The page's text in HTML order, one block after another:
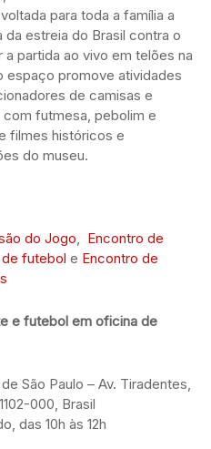
para toda a família a
da estreia do Brasil contra o
partida ao vivo em telões na
espaço promove atividades
de camisas e
com futmesa, pebolim e
filmes históricos e
do museu.
do Jogo, Encontro de
futebol e Encontro de
e futebol em oficina de
São Paulo – Av. Tiradentes,
000, Brasil
das 10h às 12h